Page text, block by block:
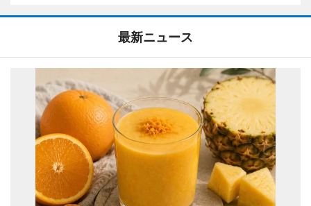
最新ニュース